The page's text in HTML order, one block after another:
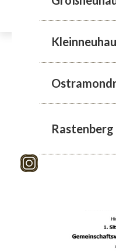
Rastenberg
Kölleda |